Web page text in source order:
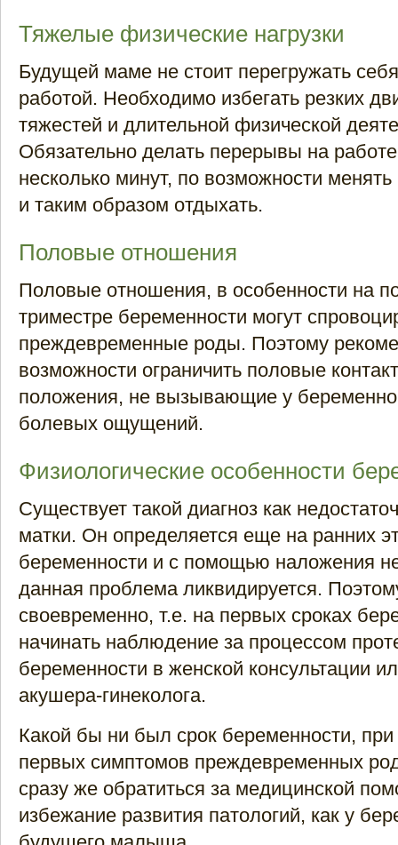
Тяжелые физические нагрузки
Будущей маме не стоит перегружать
работой. Необходимо избегать резких
тяжестей и длительной физической
Обязательно делать перерывы на
несколько минут, по возможности
и таким образом отдыхать.
Половые отношения
Половые отношения, в особенности на
триместре беременности могут
преждевременные роды. Поэтому
возможности ограничить половые
положения, не вызывающие у
болевых ощущений.
Физиологические особенности
Существует такой диагноз как
матки. Он определяется еще на ранних
беременности и с помощью наложения
данная проблема ликвидируется.
своевременно, т.е. на первых сроках
начинать наблюдение за процессом
беременности в женской консультации
акушера-гинеколога.
Какой бы ни был срок беременности,
первых симптомов преждевременных
сразу же обратиться за медицинской
избежание развития патологий, как у